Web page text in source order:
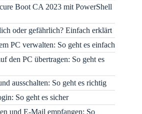
Boot CA 2023 mit PowerShell
oder gefährlich? Einfach erklärt
PC verwalten: So geht es einfach
den PC übertragen: So geht es
ausschalten: So geht es richtig
So geht es sicher
und E-Mail empfangen: So